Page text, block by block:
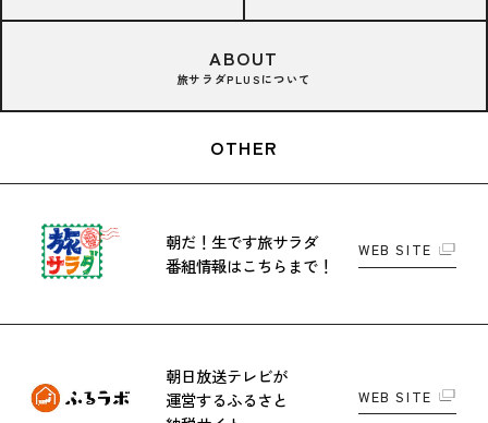
ABOUT
旅サラダPLUSについて
OTHER
朝だ！生です旅サラダ
番組情報はこちらまで！
WEB SITE
朝日放送テレビが
運営するふるさと
WEB SITE